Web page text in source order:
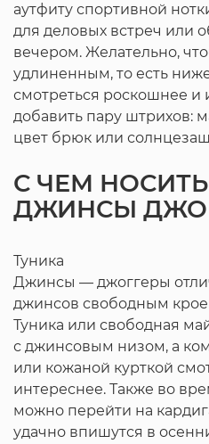
аутфиту спортивной
для деловых встреч или
вечером. Желательно,
удлиненным, то есть
смотреться роскошнее и
добавить пару штрихов:
цвет брюк или
С ЧЕМ
ДЖИНСЫ
Туника
Джинсы — джоггеры
джинсов свободным
Туника или свободная
с джинсовым низом, а
или кожаной курткой
интереснее. Также во
можно перейти на
удачно впишутся в